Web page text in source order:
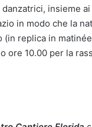
insieme
in modo che la
(in replica in
ore 10.00 per la